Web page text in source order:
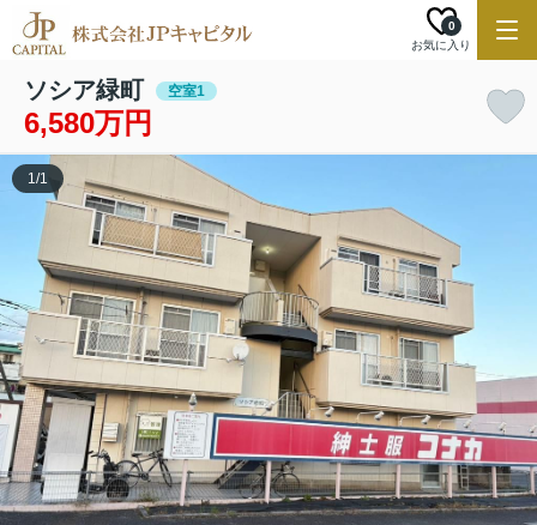
お気に入り
0
ソシア緑町 空室1
6,580万円
1/1